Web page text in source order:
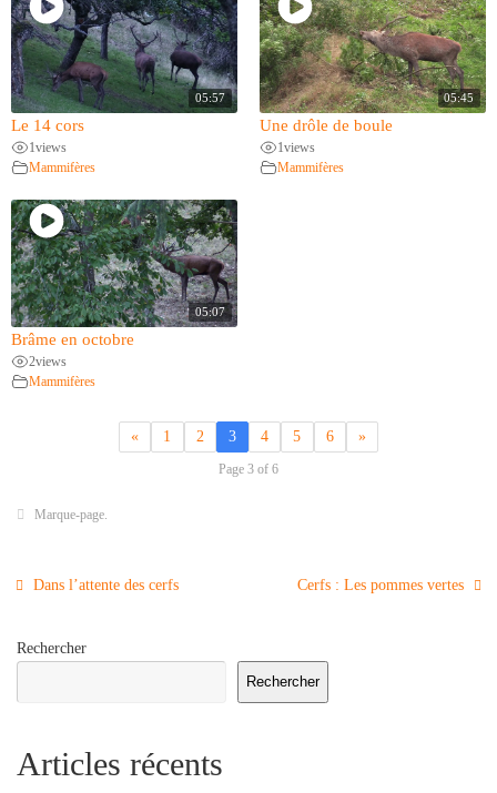
05:57
Le 14 cors
1views
Mammifères
05:45
Une drôle de boule
1views
Mammifères
05:07
Brâme en octobre
2views
Mammifères
« 1 2 3 4 5 6 »
Page 3 of 6
Marque-page.
Dans l’attente des cerfs Cerfs : Les pommes vertes
Rechercher
Rechercher
Articles récents